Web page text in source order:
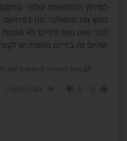
למירוץ התחמשות עולמי. במקום
נתקו את השאלטר פה בפרויקט
לפני שזה נופל לידיים לא הגונות
שהיום זה בידיים הגונות יש לקוות